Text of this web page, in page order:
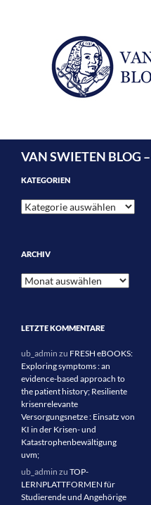
VAN SWIETEN BLOG
KATEGORIEN
Kategorien
ARCHIV
Archiv
LETZTE KOMMENTARE
ub_admin zu FRESH eBOOKS:
Exploring symptoms : an
evidence-based approach to
the patient history; Resiliente
krisenrelevante
Versorgungsnetze : Einsatz von
KI in der Krisen- und
Katastrophenbewältigung
uvm;
ub_admin zu TOP-
LERNPLATTFORMEN für
Studierende und Angehörige